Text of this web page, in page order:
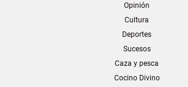
Opinión
Cultura
Deportes
Sucesos
Caza y pesca
Cocino Divino